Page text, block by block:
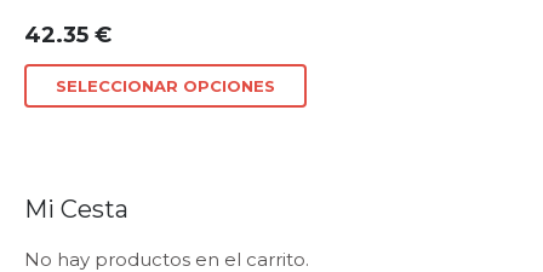
42.35 €
SELECCIONAR OPCIONES
Mi Cesta
No hay productos en el carrito.